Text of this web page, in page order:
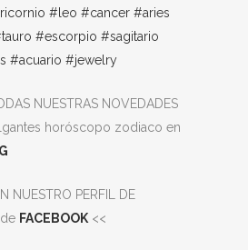
#leo #cancer #aries
#escorpio #sagitario
#acuario #jewelry
NUESTRAS NOVEDADES
horóscopo zodiaco en
NUESTRO PERFIL DE
FACEBOOK <<